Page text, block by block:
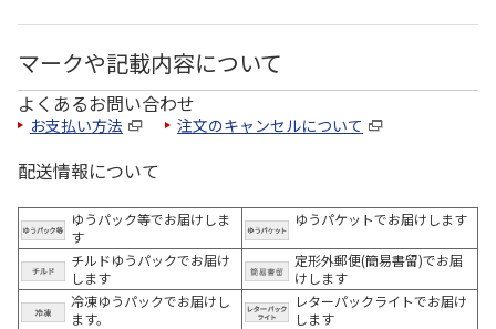
マークや記載内容について
よくあるお問い合わせ
お支払い方法 注文のキャンセルについて
配送情報について
ゆうパック等でお届けしま
す
ゆうパケットでお届けします
チルドゆうパックでお届け
します
定形外郵便(簡易書留)でお届
けします
冷凍ゆうパックでお届けし
ます。
レターパックライトでお届け
します